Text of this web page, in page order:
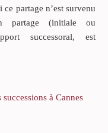
partage n’est survenu
partage (initiale ou
successoral, est
à Cannes